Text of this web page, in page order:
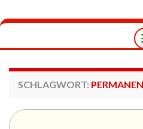
SCHLAGWORT: